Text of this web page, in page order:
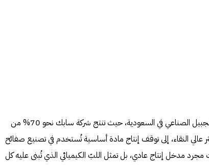
وفقاً لتقارير حديثة، أدى استهداف مجمع الجبيل الصناعي في السعودية، حيث تنتج شركة سابك نحو 70% من
عالي النقاء، إلى توقف إنتاج مادة أساسية تُستخدم في تصنيع صفائح
مدخل إنتاج عادي، بل تمثل اللبّ الكيميائي الذي تُبنى عليه كل